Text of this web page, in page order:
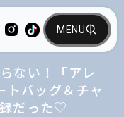
ない！「アレ
トバッグ＆チャ
だった♡